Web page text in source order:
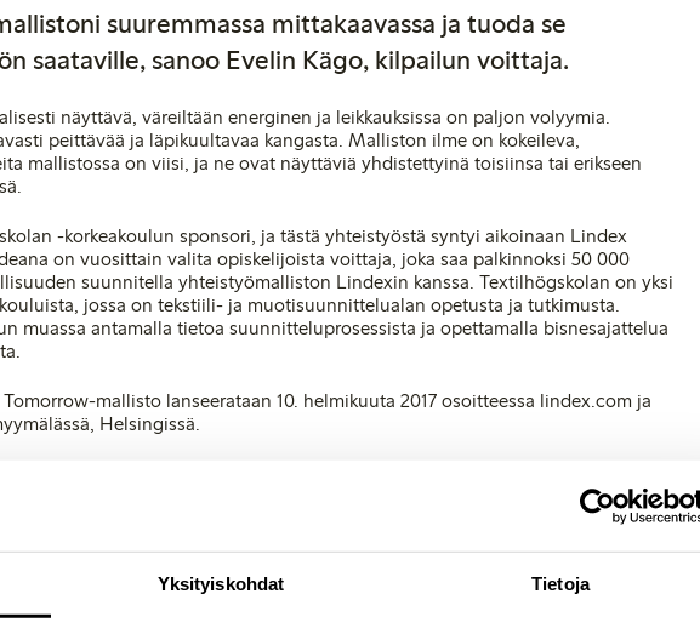
Yksityiskohdat Tietoja
suuremmassa mittakaavassa ja tuoda se
saataville, sanoo Evelin Kägo, kilpailun voittaja.
näyttävä, väreiltään energinen ja leikkauksissa on paljon volyymia.
peittävää ja läpikuultavaa kangasta. Malliston ilme on kokeileva,
mallistossa on viisi, ja ne ovat näyttäviä yhdistettyinä toisiinsa tai erikseen
-korkeakoulun sponsori, ja tästä yhteistyöstä syntyi aikoinaan Lindex
on vuosittain valita opiskelijoista voittaja, joka saa palkinnoksi 50 000
suunnitella yhteistyömalliston Lindexin kanssa. Textilhögskolan on yksi
jossa on tekstiili- ja muotisuunnittelualan opetusta ja tutkimusta.
muassa antamalla tietoa suunnitteluprosessista ja opettamalla bisnesajattelua
mallisto lanseerataan 10. helmikuuta 2017 osoitteessa lindex.com ja
Helsingissä.
Team Leader